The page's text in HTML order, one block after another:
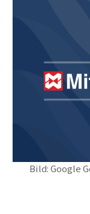
Bild: Google